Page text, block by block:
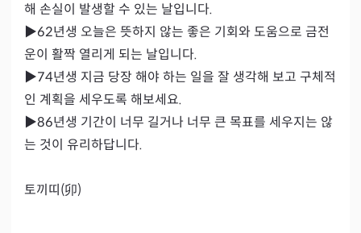
해 손실이 발생할 수 있는 날입니다.
▶62년생 오늘은 뜻하지 않는 좋은 기회와 도움으로 금전
운이 활짝 열리게 되는 날입니다.
▶74년생 지금 당장 해야 하는 일을 잘 생각해 보고 구체적
인 계획을 세우도록 해보세요.
▶86년생 기간이 너무 길거나 너무 큰 목표를 세우지는 않
는 것이 유리하답니다.
토끼띠(卯)